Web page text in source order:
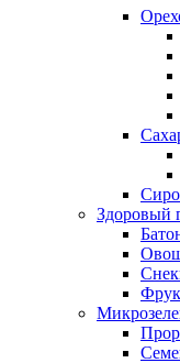
Здоровый